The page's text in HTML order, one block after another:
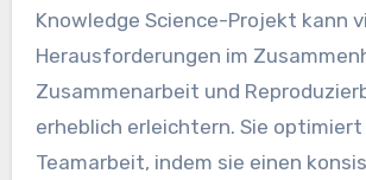
Knowledge Science-Projekt kann
Herausforderungen im
Zusammenarbeit und
erheblich erleichtern. Sie
Teamarbeit, indem sie einen